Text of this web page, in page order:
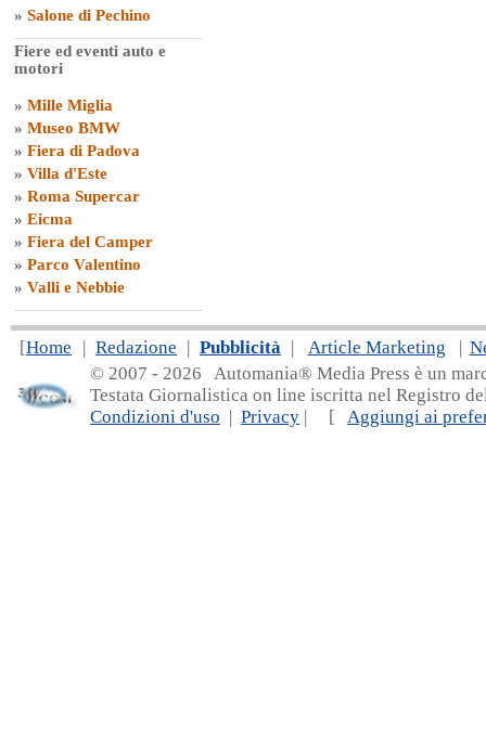
» Salone di Pechino
Fiere ed eventi auto e
motori
» Mille Miglia
» Museo BMW
» Fiera di Padova
» Villa d'Este
» Roma Supercar
» Eicma
» Fiera del Camper
» Parco Valentino
» Valli e Nebbie
[Home | Redazione | Pubblicità | Article Marketing |
© 2007 - 2026 Automania® Media Press è un
Testata Giornalistica on line iscritta nel Registro
Condizioni d'uso | Privacy | [ Aggiungi ai